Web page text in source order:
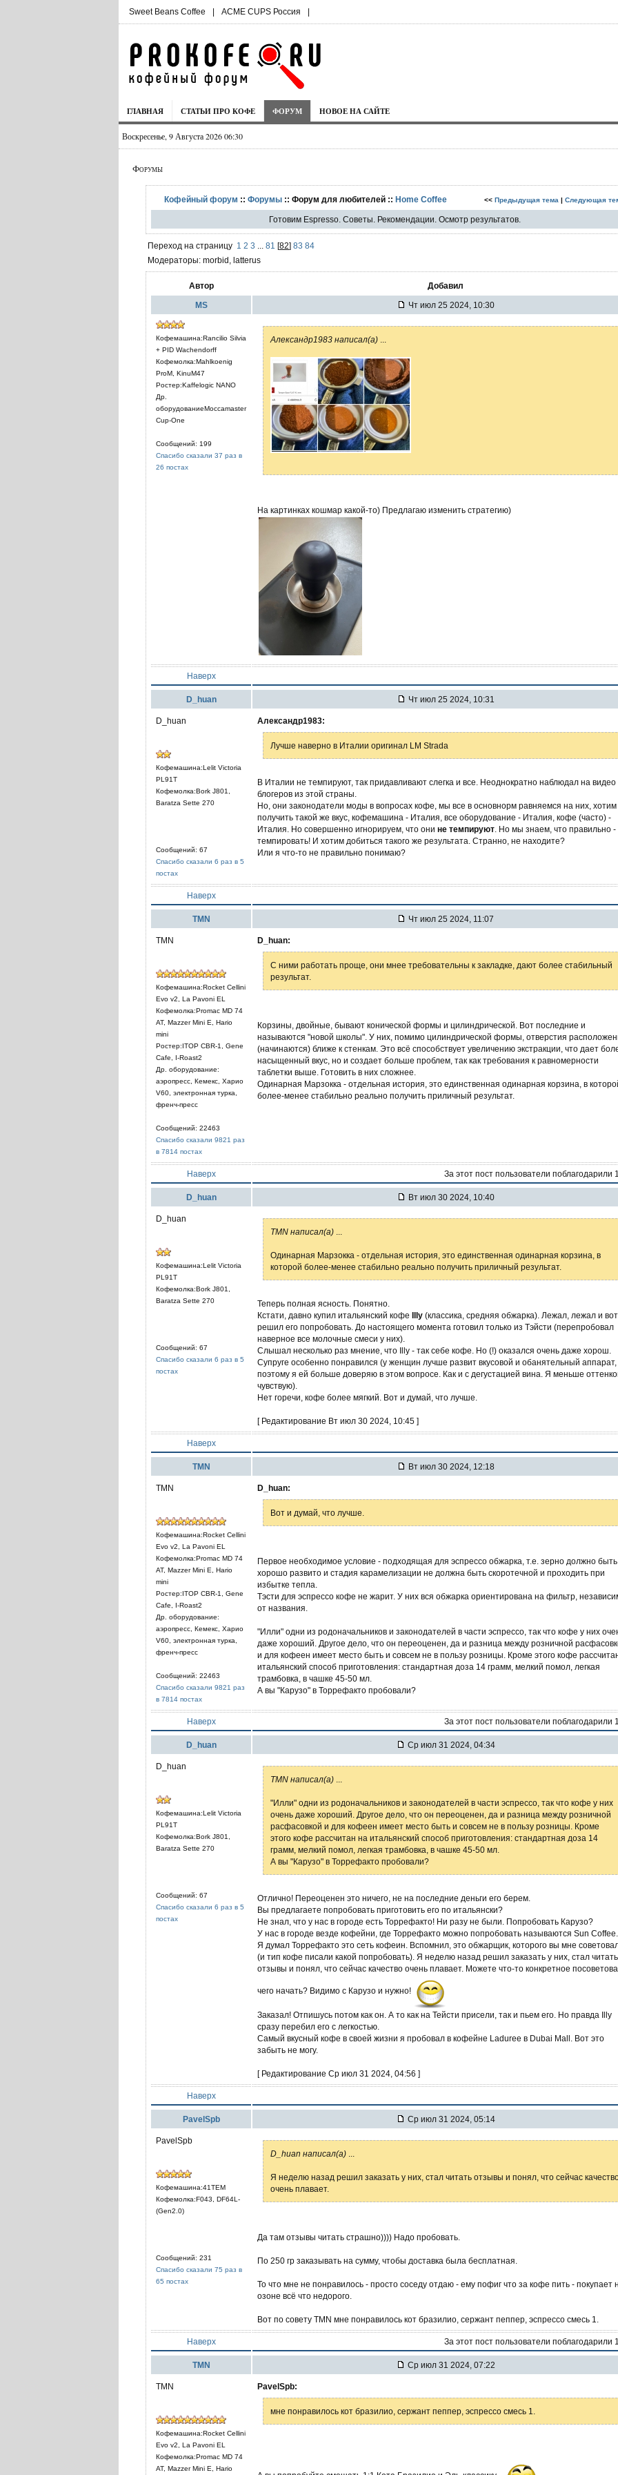
Sweet Beans Coffee | ACME CUPS Россия |
ГЛАВНАЯ СТАТЬИ ПРО КОФЕ ФОРУМ НОВОЕ НА САЙТЕ
Воскресенье, 9 Августа 2026 06:30
Форумы
Кофейный форум :: Форумы:: Форум для любителей :: Home Coffee << Предыдущая тема | Следующая
Готовим Espresso. Советы. Рекомендации. Осмотр результатов.
Переход на страницу 1 2 3 81 [82] 83 84
Модераторы: morbid, latterus
Автор Добавил
MS Чт июл 25 2024, 10:30
Кофемашина:Rancilio Silvia
+ PID Wachendorff
Кофемолка:Mahlkoenig
ProM, KinuM47
Ростер:Kaffelogic NANO
Др.
оборудованиеMoccamaster
Cup-One
Сообщений: 199
Спасибо сказали 37 раз в
26 постах
Александр1983 написал(а)
На картинках кошмар какой-то) Предлагаю изменить стратегию)
Наверх
D_huan Чт июл 25 2024, 10:31
D_huan
Кофемашина:Lelit Victoria
PL91T
Кофемолка:Bork J801,
Baratza Sette 270
Сообщений: 67
Спасибо сказали 6 раз в 5
постах
Александр1983:
Лучше наверно в Италии оригинал LM Strada
В Италии не темпируют, так придавливают слегка и все. Неоднократно наблюдал на видео
блогеров из этой страны.
Но, они законодатели моды в вопросах кофе, мы все в основнорм равняемся на них, хотим
получить такой же вкус, кофемашина - Италия, все оборудование - Италия, кофе (часто) -
Италия. Но совершенно игнорируем, что они не темпируют . Но мы знаем, что правильно -
темпировать! И хотим добиться такого же результата. Странно, не находите?
Или я что-то не правильно понимаю?
Наверх
TMN Чт июл 25 2024, 11:07
TMN
Кофемашина:Rocket Cellini
Evo v2, La Pavoni EL
Кофемолка:Promac MD 74
AT, Mazzer Mini E, Hario
mini
Ростер:ITOP CBR-1, Gene
Cafe, I-Roast2
Др. оборудование:
аэропресс, Кемекс, Харио
V60, электронная турка,
френч-пресс
Сообщений: 22463
Спасибо сказали 9821 раз
в 7814 постах
D_huan:
С ними работать проще, они мнее требовательны к закладке, дают более стабильный
результат.
Корзины, двойные, бывают конической формы и цилиндрической. Вот последние и
называются "новой школы". У них, помимо цилиндрической формы, отверстия
(начинаются) ближе к стенкам. Это всё способствует увеличению экстракции, что дает
насыщенный вкус, но и создает больше проблем, так как требования к равномерности
таблетки выше. Готовить в них сложнее.
Одинарная Марзокка - отдельная история, это единственная одинарная корзина, в
более-менее стабильно реально получить приличный результат.
Наверх За этот пост пользователи поблагодарили
D_huan Вт июл 30 2024, 10:40
D_huan
Кофемашина:Lelit Victoria
PL91T
Кофемолка:Bork J801,
Baratza Sette 270
Сообщений: 67
Спасибо сказали 6 раз в 5
постах
TMN написал(а)
Одинарная Марзокка - отдельная история, это единственная одинарная корзина, в
которой более-менее стабильно реально получить приличный результат.
Теперь полная ясность. Понятно.
Кстати, давно купил итальянский кофе Illy (классика, средняя обжарка). Лежал, лежал и вот
решил его попробовать. До настоящего момента готовил только из Тэйсти (перепробовал
наверное все молочные смеси у них).
Слышал несколько раз мнение, что Illy - так себе кофе. Но (!) оказался очень даже хорош.
Супруге особенно понравился (у женщин лучше развит вкусовой и обанятельный аппарат,
поэтому я ей больше доверяю в этом вопросе. Как и с дегустацией вина. Я меньше
чувствую).
Нет горечи, кофе более мягкий. Вот и думай, что лучше.
[ Редактирование Вт июл 30 2024, 10:45 ]
Наверх
TMN Вт июл 30 2024, 12:18
TMN
Кофемашина:Rocket Cellini
Evo v2, La Pavoni EL
Кофемолка:Promac MD 74
AT, Mazzer Mini E, Hario
mini
Ростер:ITOP CBR-1, Gene
Cafe, I-Roast2
Др. оборудование:
аэропресс, Кемекс, Харио
V60, электронная турка,
френч-пресс
Сообщений: 22463
Спасибо сказали 9821 раз
в 7814 постах
D_huan:
Вот и думай, что лучше.
Первое необходимое условие - подходящая для эспрессо обжарка, т.е. зерно должно быть
хорошо развито и стадия карамелизации не должна быть скоротечной и проходить при
избытке тепла.
Тэсти для эспрессо кофе не жарит. У них вся обжарка ориентирована на фильтр,
от названия.
"Илли" одни из родоначальников и законодателей в части эспрессо, так что кофе у них
даже хороший. Другое дело, что он переоценен, да и разница между розничной
и для кофеен имеет место быть и совсем не в пользу розницы. Кроме этого кофе
итальянский способ приготовления: стандартная доза 14 грамм, мелкий помол, легкая
трамбовка, в чашке 45-50 мл.
А вы "Карузо" в Торрефакто пробовали?
Наверх За этот пост пользователи поблагодарили
D_huan Ср июл 31 2024, 04:34
D_huan
Кофемашина:Lelit Victoria
PL91T
Кофемолка:Bork J801,
Baratza Sette 270
Сообщений: 67
Спасибо сказали 6 раз в 5
постах
TMN написал(а)
"Илли" одни из родоначальников и законодателей в части эспрессо, так что кофе у них
очень даже хороший. Другое дело, что он переоценен, да и разница между розничной
расфасовкой и для кофеен имеет место быть и совсем не в пользу розницы. Кроме
этого кофе рассчитан на итальянский способ приготовления: стандартная доза 14
грамм, мелкий помол, легкая трамбовка, в чашке 45-50 мл.
А вы "Карузо" в Торрефакто пробовали?
Отлично! Переоценен это ничего, не на последние деньги его берем.
Вы предлагаете попробовать приготовить его по итальянски?
Не знал, что у нас в городе есть Торрефакто! Ни разу не были. Попробовать Карузо?
У нас в городе везде кофейни, где Торрефакто можно попробовать называются Sun Coffee.
Я думал Торрефакто это сеть кофеин. Вспомнил, это обжарщик, которого вы мне
(и тип кофе писали какой попробовать). Я неделю назад решил заказать у них, стал читать
отзывы и понял, что сейчас качество очень плавает. Можете что-то конкретное
чего начать? Видимо с Карузо и нужно!
Заказал! Отпишусь потом как он. А то как на Тейсти присели, так и пьем его. Но правда Illy
сразу перебил его с легкостью.
Самый вкусный кофе в своей жизни я пробовал в кофейне Laduree в Dubai Mall. Вот это
забыть не могу.
[ Редактирование Ср июл 31 2024, 04:56 ]
Наверх
PavelSpb Ср июл 31 2024, 05:14
PavelSpb
Кофемашина:41TEM
Кофемолка:F043, DF64L-
(Gen2.0)
Сообщений: 231
Спасибо сказали 75 раз в
65 постах
D_huan написал(а)
Я неделю назад решил заказать у них, стал читать отзывы и понял, что сейчас
очень плавает.
Да там отзывы читать страшно)))) Надо пробовать.
По 250 гр заказывать на сумму, чтобы доставка была бесплатная.
То что мне не понравилось - просто соседу отдаю - ему пофиг что за кофе пить - покупает
озоне всё что недорого.
Вот по совету TMN мне понравилось кот бразилио, сержант пеппер, эспрессо смесь 1.
Наверх За этот пост пользователи поблагодарили
TMN Ср июл 31 2024, 07:22
TMN
Кофемашина:Rocket Cellini
Evo v2, La Pavoni EL
Кофемолка:Promac MD 74
AT, Mazzer Mini E, Hario
PavelSpb:
мне понравилось кот бразилио, сержант пеппер, эспрессо смесь 1.